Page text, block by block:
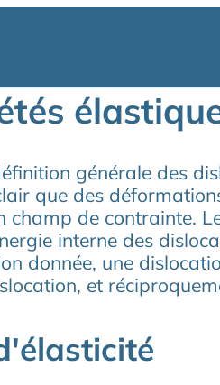
générale des
que des
champ de contrainte.
interne des
donnée, une
et